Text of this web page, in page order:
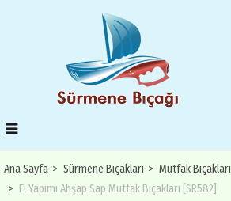
Ana Sayfa Sürmene Bıçakları
Mutfak Bıçakları
El Yapımı Ahşap Sap Mutfak Bıçakları [SR582]